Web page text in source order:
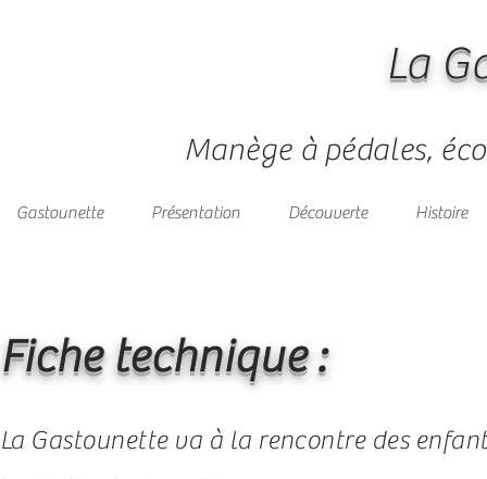
La
Manège à pédales,
Gastounette Présentation Découverte Histoire
Fiche technique :
La Gastounette va à la rencontre des